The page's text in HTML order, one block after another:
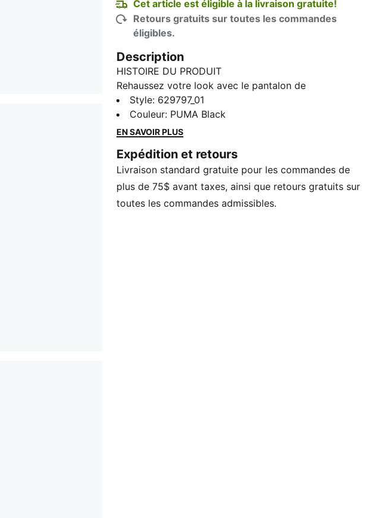
Cet article est éligible à la livraison gratuite!
Retours gratuits sur toutes les commandes
éligibles.
Description
HISTOIRE DU PRODUIT
Rehaussez votre look avec le pantalon de
survêtement droit de PUMA. Avec des renforts
classiques en T7, des détails plissés et des poches
zippées, ce pantalon est aussi fonctionnel qu’élégant.
ton assurent un ajustement parfait, tandis que le logo
emblématique met en valeur notre héritage.
CARACTÉRISTIQUES ET AVANTAGES
Fabriquées à partir d’au moins 50 % de matière
Style: 629797_01
Couleur: PUMA Black
EN SAVOIR PLUS
Expédition et retours
Livraison standard gratuite pour les commandes de
plus de 75$ avant taxes, ainsi que retours gratuits sur
toutes les commandes admissibles.